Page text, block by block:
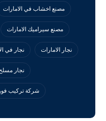
مصنع اخشاب في الامارات
مصنع سيراميك الامارات
نجار الامارات نجار في
نجار
‏شركة تركيب